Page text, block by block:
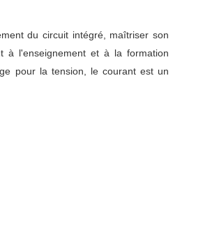
du circuit intégré, maîtriser son
à l'enseignement et à la formation
pour la tension, le courant est un